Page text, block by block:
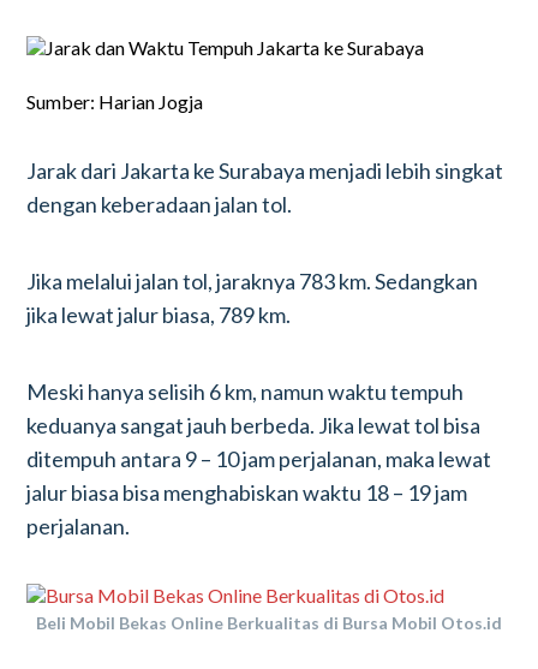
Sumber: Harian Jogja
Jarak dari Jakarta ke Surabaya menjadi lebih singkat
dengan keberadaan jalan tol.
Jika melalui jalan tol, jaraknya 783 km. Sedangkan
jika lewat jalur biasa, 789 km.
Meski hanya selisih 6 km, namun waktu tempuh
keduanya sangat jauh berbeda. Jika lewat tol bisa
ditempuh antara 9 – 10 jam perjalanan, maka lewat
jalur biasa bisa menghabiskan waktu 18 – 19 jam
perjalanan.
Beli Mobil Bekas Online Berkualitas di Bursa Mobil Otos.id